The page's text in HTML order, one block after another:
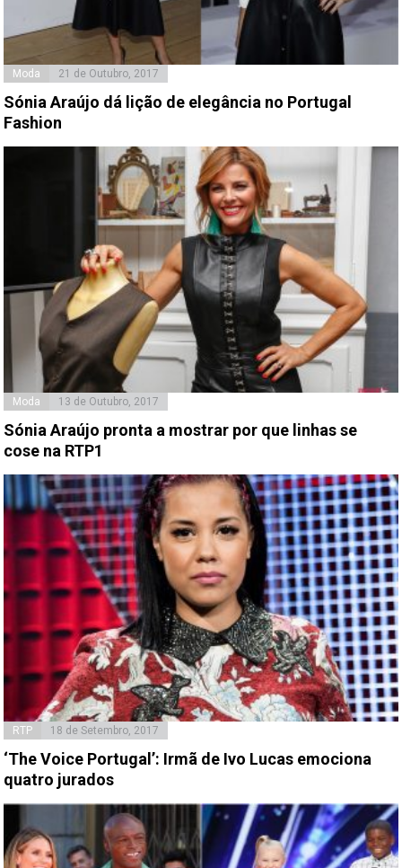
Moda 21 de Outubro, 2017
Sónia Araújo dá lição de elegância no Portugal
Fashion
Moda 13 de Outubro, 2017
Sónia Araújo pronta a mostrar por que linhas se
cose na RTP1
RTP 18 de Setembro, 2017
‘The Voice Portugal’: Irmã de Ivo Lucas emociona
quatro jurados